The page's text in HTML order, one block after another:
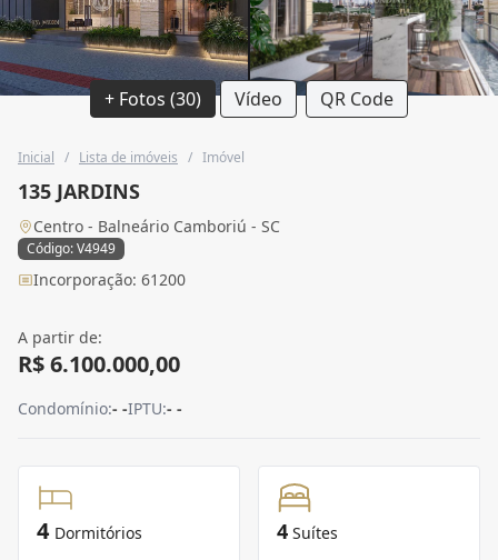
+ Fotos (30) Vídeo QR Code
Inicial / Lista de imóveis / Imóvel
135 JARDINS
Centro - Balneário Camboriú - SC
Código: V4949
Incorporação: 61200
A partir de:
R$ 6.100.000,00
Condomínio:- -IPTU:- -
4 Dormitórios 4 Suítes